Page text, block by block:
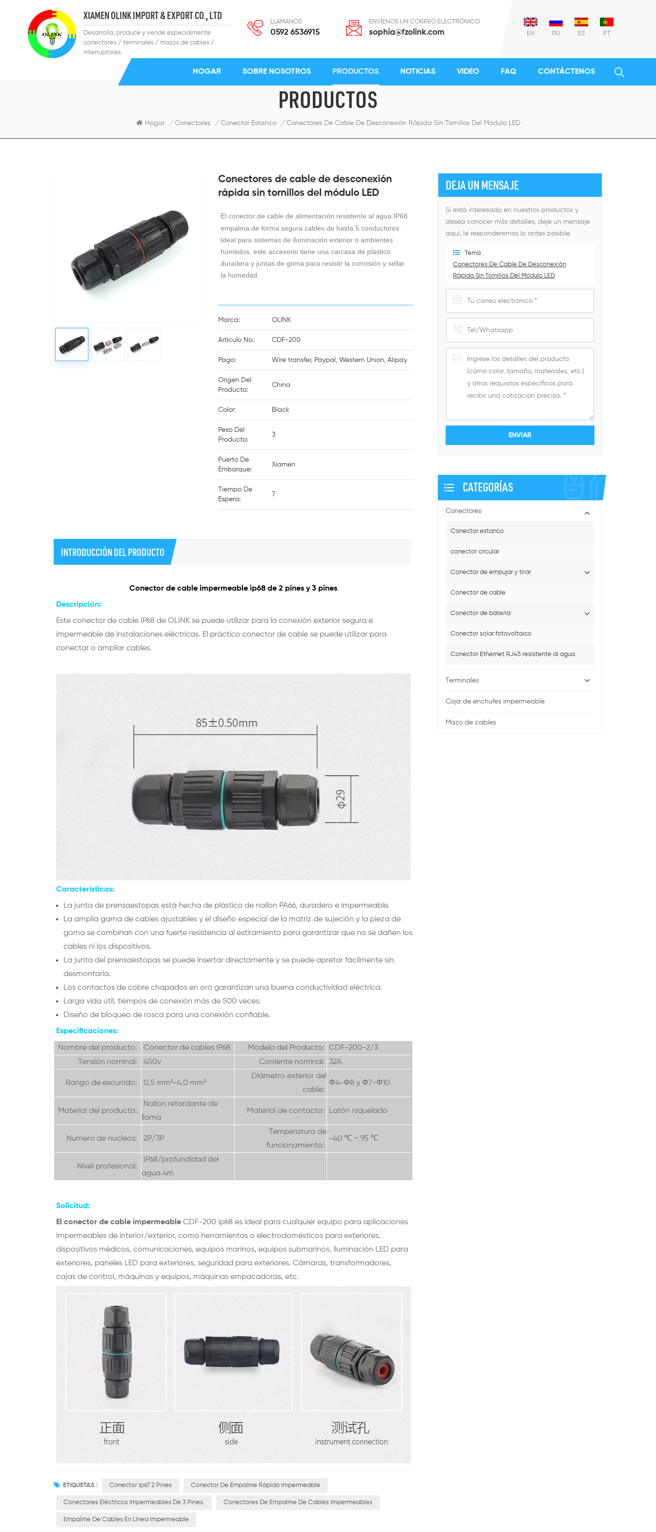
XIAMEN OLINK IMPORT & EXPORT CO., LTD
Desarrolla, produce y vende especialmente
conectores / terminales / mazos de cables /
interruptores.
EN RU ES PT
LLAMANOS
0592 6536915
ENVÍENOS UN CORREO ELECTRÓNICO
sophia@fzolink.com
HOGAR SOBRE NOSOTROS PRODUCTOS NOTICIAS VIDEO FAQ CONTÁCTENOS
PRODUCTOS
Hogar / Conectores / Conector Estanco / Conectores De Cable De Desconexión Rápida Sin Tornillos Del Módulo LED
Conectores de cable de desconexión
rápida sin tornillos del módulo LED
El conector de cable de alimentación resistente al agua IP68
empalma de forma segura cables de hasta 5 conductores.
Ideal para sistemas de iluminación exterior o ambientes
húmedos, este accesorio tiene una carcasa de plástico
duradera y juntas de goma para resistir la corrosión y sellar
la humedad.
Marca: OLINK
Artículo No.: CDF-200
Pago: Wire transfer, Paypal, Western Union, Alipay
Origen Del
Producto:
China
Color: Black
Peso Del
Producto:
3
Puerto De
Embarque:
Xiamen
Tiempo De
Espera:
7
INTRODUCCIÓN DEL PRODUCTO
Conector de cable impermeable ip68 de 2 pines y 3 pines
Descripción:
Este conector de cable IP68 de OLINK se puede utilizar para la conexión exterior segura e
impermeable de instalaciones eléctricas. El práctico conector de cable se puede utilizar para
conectar o ampliar cables.
Características:
La junta de prensaestopas está hecha de plástico de nailon PA66, duradero e impermeable.
La amplia gama de cables ajustables y el diseño especial de la matriz de sujeción y la pieza de
goma se combinan con una fuerte resistencia al estiramiento para garantizar que no se dañen los
cables ni los dispositivos.
La junta del prensaestopas se puede insertar directamente y se puede apretar fácilmente sin
desmontarla.
Los contactos de cobre chapados en oro garantizan una buena conductividad eléctrica.
Larga vida útil, tiempos de conexión más de 500 veces.
Diseño de bloqueo de rosca para una conexión confiable.
Especificaciones:
Nombre del producto: Conector de cables IP68 Modelo del Producto:
CDF-200-2/3
Tensión nominal:
450v Corriente nominal: 32A
Rango de escurrido: 0,5 mm²-4,0 mm²
Diámetro exterior del
cable:
Φ4-Φ8 y Φ7-Φ10
Material del producto:
Nailon retardante de
llama
Material de contacto: Latón niquelado
Numero de nucleos: 2P/3P
Temperatura de
funcionamiento:
-40 ℃ ~ 95 ℃
Nivel profesional:
IP68/profundidad del
agua 4m
Solicitud:
El conector de cable impermeable CDF-200 ip68 es ideal para cualquier equipo para aplicaciones
impermeables de interior/exterior, como herramientas o electrodomésticos para exteriores,
dispositivos médicos, comunicaciones, equipos marinos, equipos submarinos, iluminación LED para
exteriores, paneles LED para exteriores, seguridad para exteriores. Cámaras, transformadores,
cajas de control, máquinas y equipos, máquinas empacadoras, etc.
ETIQUETAS : Conector Ip67 2 Pines Conector De Empalme Rápido Impermeable
Conectores Eléctricos Impermeables De 3 Pines. Conectores De Empalme De Cables Impermeables
Empalme De Cables En Línea Impermeable
DEJA UN MENSAJE
Si está interesado en nuestros productos y
desea conocer más detalles, deje un mensaje
aquí, le responderemos lo antes posible.
Tema :
Conectores De Cable De Desconexión
Rápida Sin Tornillos Del Módulo LED
CATEGORÍAS
Conectores
Conector estanco
conector circular
Conector de empujar y tirar
Conector de cable
Conector de bateria
Conector solar fotovoltaico
Conector Ethernet RJ45 resistente al agua
Terminales
Caja de enchufes impermeable
Mazo de cables